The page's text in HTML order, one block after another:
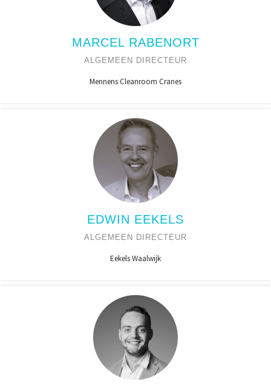
MARCEL RABENORT
ALGEMEEN DIRECTEUR
Mennens Cleanroom Cranes
EDWIN EEKELS
ALGEMEEN DIRECTEUR
Eekels Waalwijk